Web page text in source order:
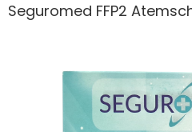
Seguromed FFP2